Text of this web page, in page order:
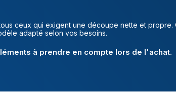
ceux qui exigent une découpe nette et
adapté selon vos besoins.
à prendre en compte lors de l'achat.